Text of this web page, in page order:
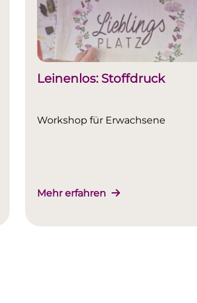
Leinenlos: Stoffdruck
Workshop für Erwachsene
Mehr erfahren